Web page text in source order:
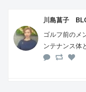
川島菖子
ゴルフ前のメ
ンテナンス体